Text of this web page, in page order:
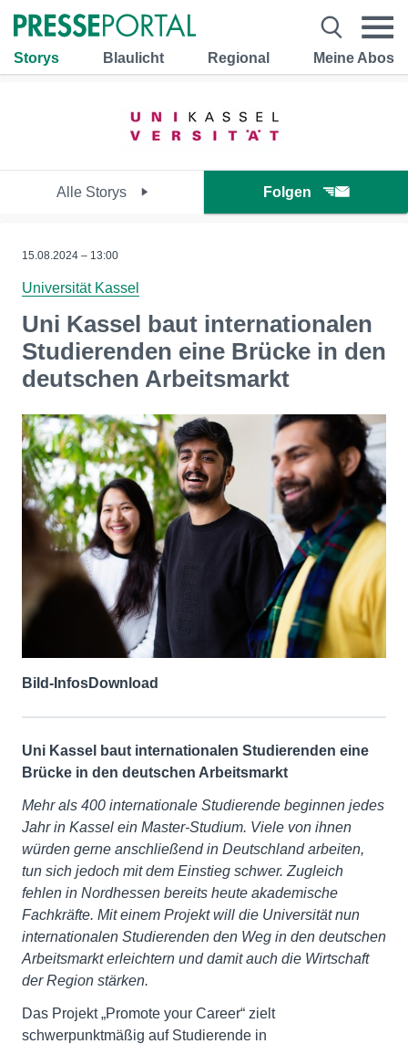
Storys Blaulicht Regional Meine Abos
Alle Storys Folgen
15.08.2024 – 13:00
Universität Kassel
Uni Kassel baut internationalen
Studierenden eine Brücke in den
deutschen Arbeitsmarkt
Bild-InfosDownload
Uni Kassel baut internationalen Studierenden eine
Brücke in den deutschen Arbeitsmarkt
Mehr als 400 internationale Studierende beginnen jedes
Jahr in Kassel ein Master-Studium. Viele von ihnen
würden gerne anschließend in Deutschland arbeiten,
tun sich jedoch mit dem Einstieg schwer. Zugleich
fehlen in Nordhessen bereits heute akademische
Fachkräfte. Mit einem Projekt will die Universität nun
internationalen Studierenden den Weg in den deutschen
Arbeitsmarkt erleichtern und damit auch die Wirtschaft
der Region stärken.
Das Projekt „Promote your Career“ zielt
schwerpunktmäßig auf Studierende in